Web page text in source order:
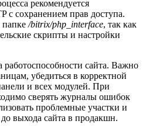
рекомендуется
с сохранением прав доступа.
папке /bitrix/php_interface, так как
скрипты и настройки
сайта. Важно
убедиться в корректной
и всех модулей. При
сверять журналы ошибок
проблемные участки и
выхода сайта в продакшн.